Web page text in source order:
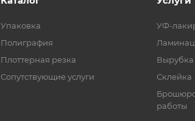
Упаковка
Полиграфия
Плоттерная резка
Сопутствующие услуги
УФ-
Вырубка
Склейка
работы